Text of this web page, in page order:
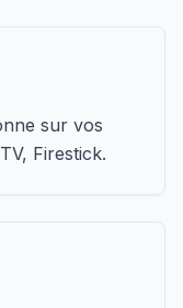
sur vos
Firestick.